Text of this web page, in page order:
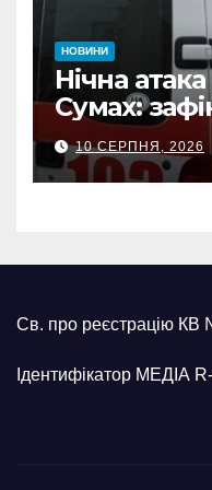
НОВИНИ
Нічна
Сумах:
влучань,
п’ятеро
10 СЕРПНЯ, 2026
Св. про реєстрацію КВ
Ідентифікатор МЕДІА